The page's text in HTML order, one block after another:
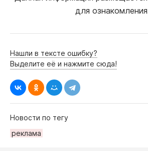
для
Нашли в тексте ошибку?
Выделите её и нажмите сюда!
Новости по тегу
реклама